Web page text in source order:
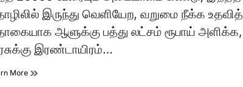
இருந்து வெளியேற, வறுமை நீக்க உதவித்
ஆளுக்கு பத்து லட்சம் ரூபாய் அளிக்க,
இரண்டாயிரம்…
More